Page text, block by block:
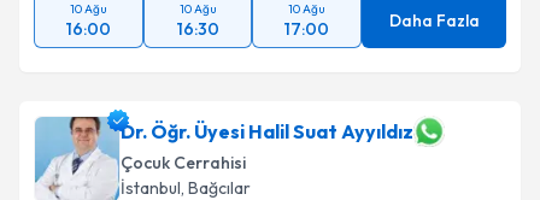
10 Ağu
16:00
10 Ağu
16:30
10 Ağu
17:00 Daha Fazla
Dr. Öğr. Üyesi Halil Suat Ayyıldız
Çocuk Cerrahisi
İstanbul, Bağcılar